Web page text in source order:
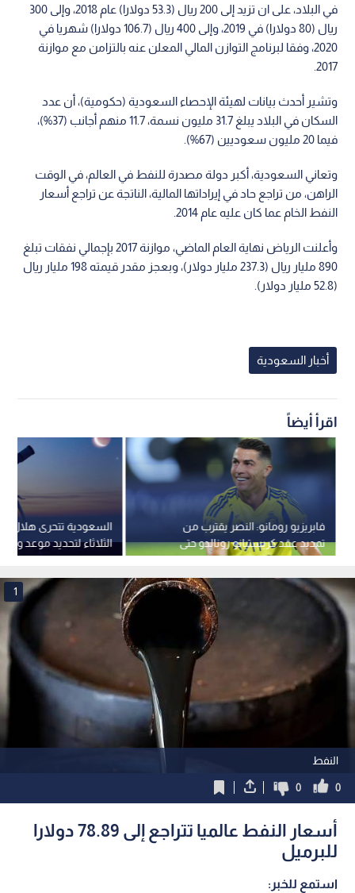
في البلاد، على ان تزيد إلى 200 ريال (53.3 دولارا) عام 2018، وإلى 300
ريال (80 دولارا) في 2019، وإلى 400 ريال (106.7 دولارا) شهريا في
2020، وفقا لبرنامج التوازن المالي المعلن عنه بالتزامن مع موازنة
2017.
وتشير أحدث بيانات لهيئة الإحصاء السعودية (حكومية)، أن عدد
السكان في البلاد يبلغ 31.7 مليون نسمة، 11.7 منهم أجانب (37%)،
فيما 20 مليون سعوديين (67%).
وتعاني السعودية، أكبر دولة مصدرة للنفط في العالم، في الوقت
الراهن، من تراجع حاد في إيراداتها المالية، الناتجة عن تراجع أسعار
النفط الخام عما كان عليه عام 2014.
وأعلنت الرياض نهاية العام الماضي، موازنة 2017 بإجمالي نفقات تبلغ
890 مليار ريال (237.3 مليار دولار)، وبعجز مقدر قيمته 198 مليار ريال
(52.8 مليار دولار).
أخبار السعودية
اقرأ أيضاً
السعودية تتحرى هلال
الثلاثاء لتحديد موعد
الأضحى
فابريزيو رومانو: النصر يقترب من
تمديد عقد كريستيانو رونالدو حتى
2027
النفط
1
0
0
أسعار النفط عالميا تتراجع إلى 78.89 دولارا
للبرميل
استمع للخبر: